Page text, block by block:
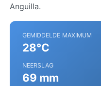
Anguilla.
GEMIDDELDE MAXIMUM
28°C
NEERSLAG
69 mm